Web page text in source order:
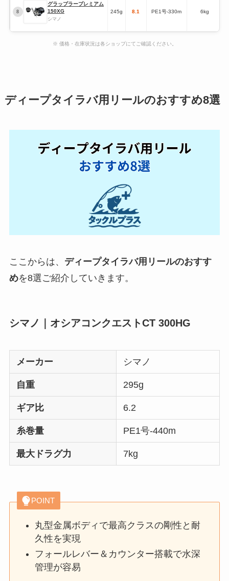
8
グラップラープレミアム
150XG
シマノ
245g 8.1 PE1号-330m 6kg
※ 価格・在庫状況は各ショップにてご確認ください。
ディープタイラバ用リールのおすすめ8選
ここからは、 ディープタイラバ用リールのおすす
めを8選ご紹介していきます。
シマノ｜オシアコンクエストCT 300HG
メーカー シマノ
自重 295g
ギア比 6.2
糸巻量 PE1号-440m
最大ドラグ力 7kg
POINT
丸型金属ボディで最高クラスの剛性と耐
久性を実現
フォールレバー＆カウンター搭載で水深
管理が容易